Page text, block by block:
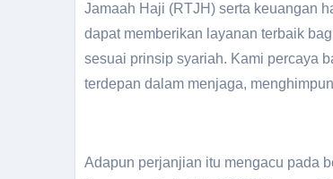
Jamaah Haji (RTJH) serta keuangan
dapat memberikan layanan terbaik
sesuai prinsip syariah. Kami percaya
terdepan dalam menjaga,
Adapun perjanjian itu mengacu pada